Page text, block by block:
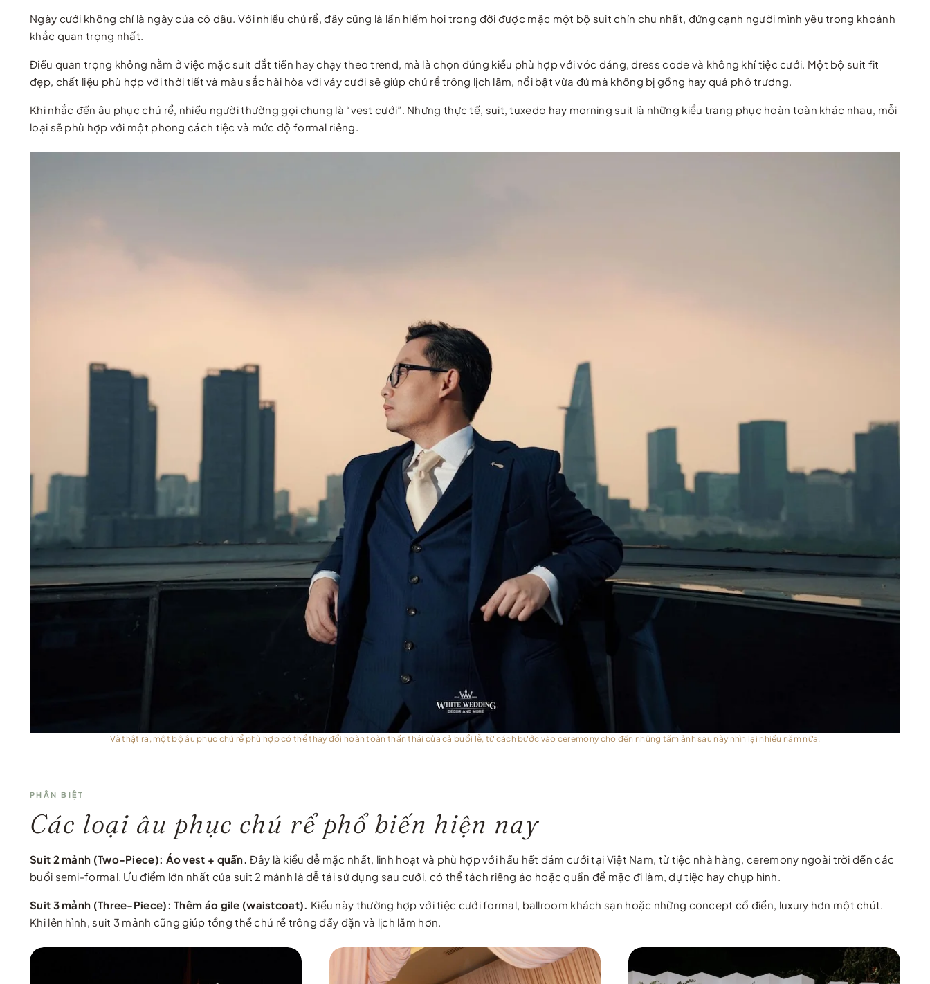
Ngày cưới không chỉ là ngày của cô dâu. Với nhiều chú rể, đây cũng là lần hiếm hoi trong đời được mặc một bộ suit chỉn chu nhất, đứng cạnh người mình yêu trong khoảnh
khắc quan trọng nhất.
Điều quan trọng không nằm ở việc mặc suit đắt tiền hay chạy theo trend, mà là chọn đúng kiểu phù hợp với vóc dáng, dress code và không khí tiệc cưới. Một bộ suit fit
đẹp, chất liệu phù hợp với thời tiết và màu sắc hài hòa với váy cưới sẽ giúp chú rể trông lịch lãm, nổi bật vừa đủ mà không bị gồng hay quá phô trương.
Khi nhắc đến âu phục chú rể, nhiều người thường gọi chung là “vest cưới”. Nhưng thực tế, suit, tuxedo hay morning suit là những kiểu trang phục hoàn toàn khác nhau, mỗi
loại sẽ phù hợp với một phong cách tiệc và mức độ formal riêng.
Và thật ra, một bộ âu phục chú rể phù hợp có thể thay đổi hoàn toàn thần thái của cả buổi lễ, từ cách bước vào ceremony cho đến những tấm ảnh sau này nhìn lại nhiều năm nữa.
PHÂN BIỆT
Các loại âu phục chú rể phổ biến hiện nay
Suit 2 mảnh (Two-Piece): Áo vest + quần.Đây là kiểu dễ mặc nhất, linh hoạt và phù hợp với hầu hết đám cưới tại Việt Nam, từ tiệc nhà hàng, ceremony ngoài trời đến các
buổi semi-formal. Ưu điểm lớn nhất của suit 2 mảnh là dễ tái sử dụng sau cưới, có thể tách riêng áo hoặc quần để mặc đi làm, dự tiệc hay chụp hình.
Suit 3 mảnh (Three-Piece): Thêm áo gile (waistcoat). Kiểu này thường hợp với tiệc cưới formal, ballroom khách sạn hoặc những concept cổ điển, luxury hơn một chút.
Khi lên hình, suit 3 mảnh cũng giúp tổng thể chú rể trông đầy đặn và lịch lãm hơn.